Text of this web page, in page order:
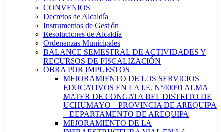
CONVENIOS
Decretos de Alcaldía
Instrumentos de Gestión
Resoluciones de Alcaldía
Ordenanzas Municipales
BALANCE SEMESTRAL DE ACTIVIDADES Y
RECURSOS DE FISCALIZACIÓN
OBRA POR IMPUESTOS
MEJORAMIENTO DE LOS SERVICIOS
EDUCATIVOS EN LA I.E. N°40091 ALMA
MATER DE CONGATA DEL DISTRITO DE
UCHUMAYO – PROVINCIA DE AREQUIPA
– DEPARTAMENTO DE AREQUIPA
MEJORAMIENTO DE LA